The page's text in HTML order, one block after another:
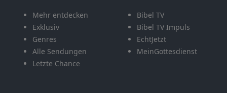
Mehr entdecken
Exklusiv
Genres
Alle Sendungen
Letzte Chance
Bibel TV
Bibel TV Impuls
EchtJetzt
MeinGottesdienst